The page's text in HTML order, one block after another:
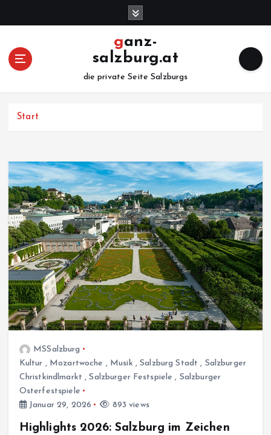
ganz-
salzburg.at
die private Seite Salzburgs
Start
MSSalzburg
Kultur , Mozartwoche , Musik ,Salzburg Stadt , Salzburger
Christkindlmarkt ,Salzburger Festspiele , Salzburger
Osterfestspiele
Januar 29, 2026
893 views
Highlights 2026: Salzburg im Zeichen